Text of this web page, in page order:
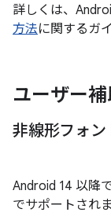
詳しくは、
方法に関するガ
ユーザー
非線形フォン
Android 14 以降
でサポートされ